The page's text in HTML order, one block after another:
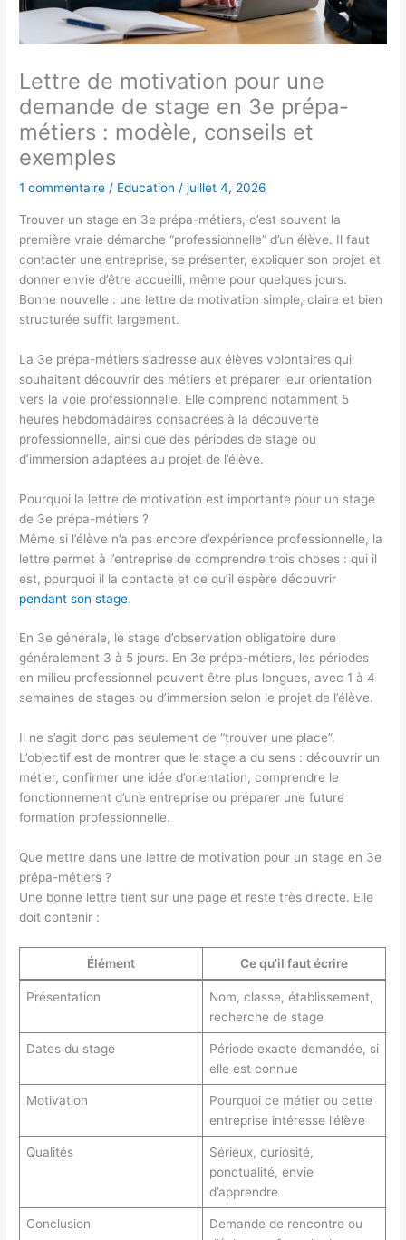
Lettre de motivation pour une
demande de stage en 3e prépa-
métiers : modèle, conseils et
exemples
1 commentaire / Education /juillet 4, 2026
Trouver un stage en 3e prépa-métiers, c’est souvent la
première vraie démarche “professionnelle” d’un élève. Il faut
contacter une entreprise, se présenter, expliquer son projet et
donner envie d’être accueilli, même pour quelques jours.
Bonne nouvelle : une lettre de motivation simple, claire et bien
structurée suffit largement.
La 3e prépa-métiers s’adresse aux élèves volontaires qui
souhaitent découvrir des métiers et préparer leur orientation
vers la voie professionnelle. Elle comprend notamment 5
heures hebdomadaires consacrées à la découverte
professionnelle, ainsi que des périodes de stage ou
d’immersion adaptées au projet de l’élève.
Pourquoi la lettre de motivation est importante pour un stage
de 3e prépa-métiers ?
Même si l’élève n’a pas encore d’expérience professionnelle, la
lettre permet à l’entreprise de comprendre trois choses : qui il
est, pourquoi il la contacte et ce qu’il espère découvrir
pendant son stage.
En 3e générale, le stage d’observation obligatoire dure
généralement 3 à 5 jours. En 3e prépa-métiers, les périodes
en milieu professionnel peuvent être plus longues, avec 1 à 4
semaines de stages ou d’immersion selon le projet de l’élève.
Il ne s’agit donc pas seulement de “trouver une place”.
L’objectif est de montrer que le stage a du sens : découvrir un
métier, confirmer une idée d’orientation, comprendre le
fonctionnement d’une entreprise ou préparer une future
formation professionnelle.
Que mettre dans une lettre de motivation pour un stage en 3e
prépa-métiers ?
Une bonne lettre tient sur une page et reste très directe. Elle
doit contenir :
Élément Ce qu’il faut écrire
Présentation
Nom, classe, établissement,
recherche de stage
Dates du stage
Période exacte demandée, si
elle est connue
Motivation
Pourquoi ce métier ou cette
entreprise intéresse l’élève
Qualités
Sérieux, curiosité,
ponctualité, envie
d’apprendre
Conclusion
Demande de rencontre ou